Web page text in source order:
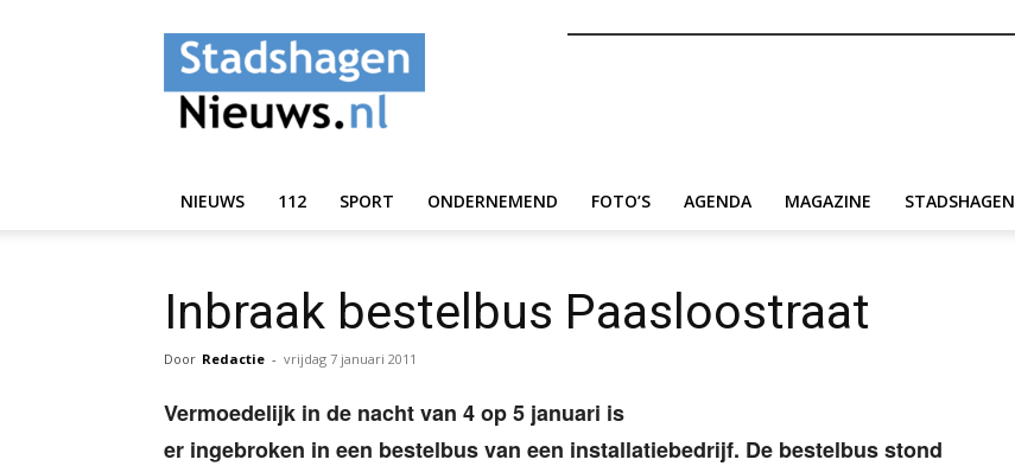
StadshagenNieuws.nl
NIEUWS 112 SPORT ONDERNEMEND FOTO’S AGENDA MAGAZINE STADSHAGEN
Inbraak bestelbus Paasloostraat
Door Redactie - vrijdag 7 januari 2011
Vermoedelijk in de nacht van 4 op 5 januari is
er ingebroken in een bestelbus van een installatiebedrijf. De bestelbus stond